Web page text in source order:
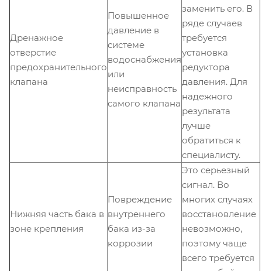
Дренажное
отверстие
предохранительного
клапана
Повышенное
давление в
системе
водоснабжения
или
неисправность
самого клапана
заменить его. В
ряде случаев
требуется
установка
редуктора
давления. Для
надежного
результата
лучше
обратиться к
специалисту.
Нижняя часть бака в
зоне крепления
Повреждение
внутреннего
бака из-за
коррозии
Это серьезный
сигнал. Во
многих случаях
восстановление
невозможно,
поэтому чаще
всего требуется